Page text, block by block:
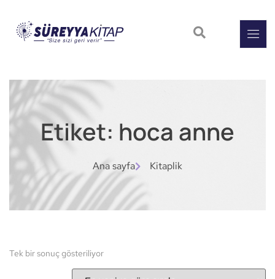
Etiket: hoca anne
Ana sayfa Kitaplik
Tek bir sonuç gösteriliyor